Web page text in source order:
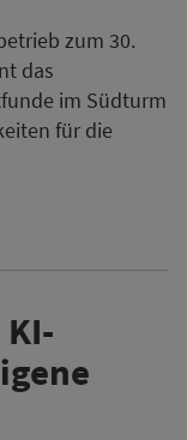
zum 30.
das
im Südturm
für die